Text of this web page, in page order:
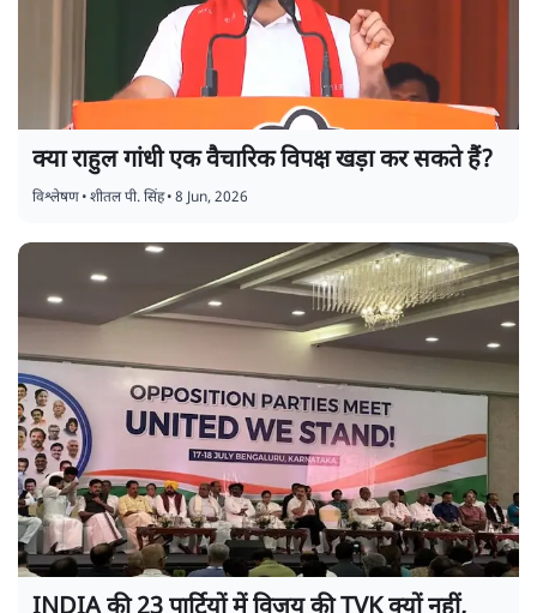
क्या राहुल गांधी एक वैचारिक विपक्ष खड़ा कर सकते हैं?
विश्लेषण•शीतल पी. सिंह•8 Jun, 2026